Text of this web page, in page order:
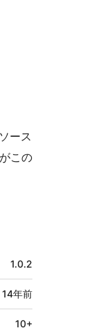
ース
この
1.0.2
14年前
10+